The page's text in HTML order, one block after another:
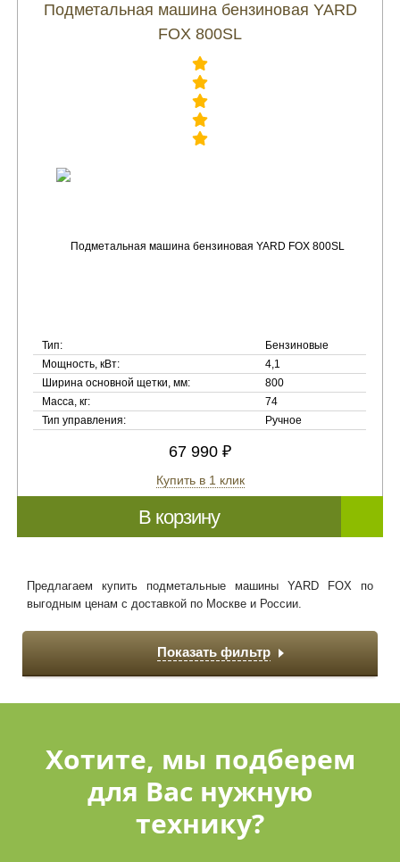
Показать фильтр
Подметальная машина бензиновая YARD
FOX 800SL
Тип:
Бензиновые
Мощность, кВт:
4,1
Ширина основной щетки, мм:
800
Масса, кг:
74
Тип управления:
Ручное
67 990 ₽
Купить в 1 клик
В корзину
Предлагаем купить подметальные машины YARD FOX по
выгодным ценам с доставкой по Москве и России.
Хотите, мы подберем
для Вас нужную
технику?